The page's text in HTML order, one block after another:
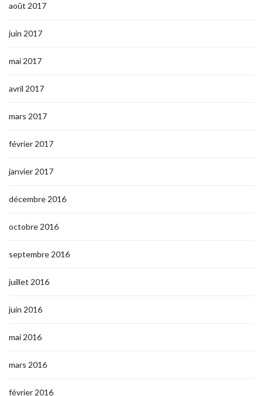
août 2017
juin 2017
mai 2017
avril 2017
mars 2017
février 2017
janvier 2017
décembre 2016
octobre 2016
septembre 2016
juillet 2016
juin 2016
mai 2016
mars 2016
février 2016